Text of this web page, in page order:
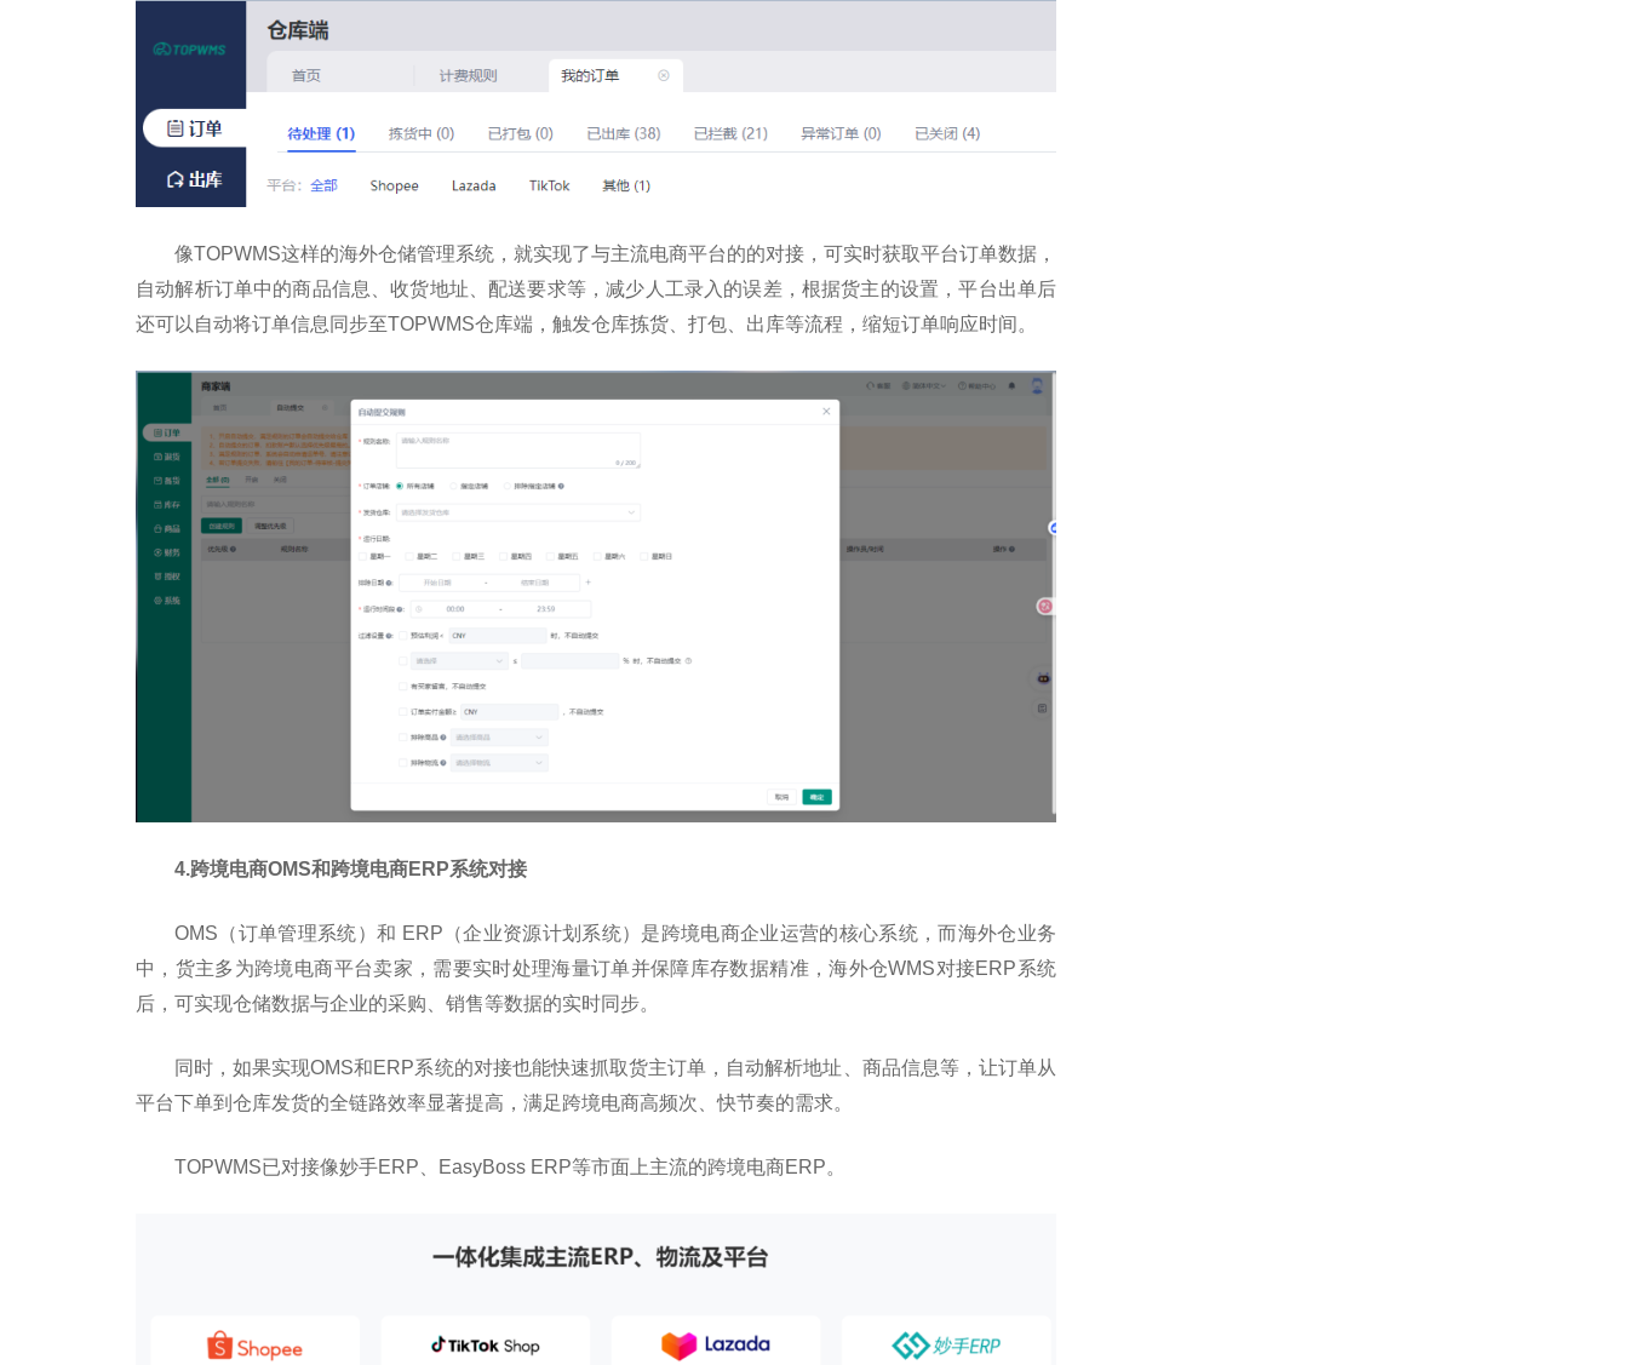
像TOPWMS这样的海外仓储管理系统，就实现了与主流电商平台的的对接，可实时获取平台订单数据，
自动解析订单中的商品信息、收货地址、配送要求等，减少人工录入的误差，根据货主的设置，平台出单后
还可以自动将订单信息同步至TOPWMS仓库端，触发仓库拣货、打包、出库等流程，缩短订单响应时间。
4.跨境电商OMS和跨境电商ERP系统对接
OMS（订单管理系统）和 ERP（企业资源计划系统）是跨境电商企业运营的核心系统，而海外仓业务
中，货主多为跨境电商平台卖家，需要实时处理海量订单并保障库存数据精准，海外仓WMS对接ERP系统
后，可实现仓储数据与企业的采购、销售等数据的实时同步。
同时，如果实现OMS和ERP系统的对接也能快速抓取货主订单，自动解析地址、商品信息等，让订单从
平台下单到仓库发货的全链路效率显著提高，满足跨境电商高频次、快节奏的需求。
TOPWMS已对接像妙手ERP、EasyBoss ERP等市面上主流的跨境电商ERP。